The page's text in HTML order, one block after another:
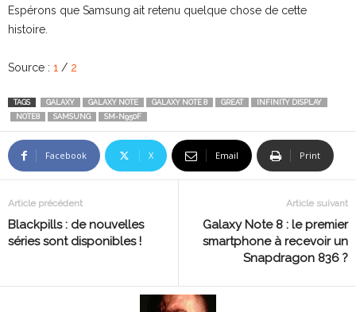
Espérons que Samsung ait retenu quelque chose de cette
histoire.
Source : 1 / 2
TAGS GALAXY GALAXY NOTE GALAXY NOTE 8 GREAT
INFINITY DISPLAY
NOTE8
SAMSUNG SM-N950F
Facebook X Email Print
Article précédent
Blackpills : de nouvelles
séries sont disponibles !
Article suivant
Galaxy Note 8 : le premier
smartphone à recevoir un
Snapdragon 836 ?